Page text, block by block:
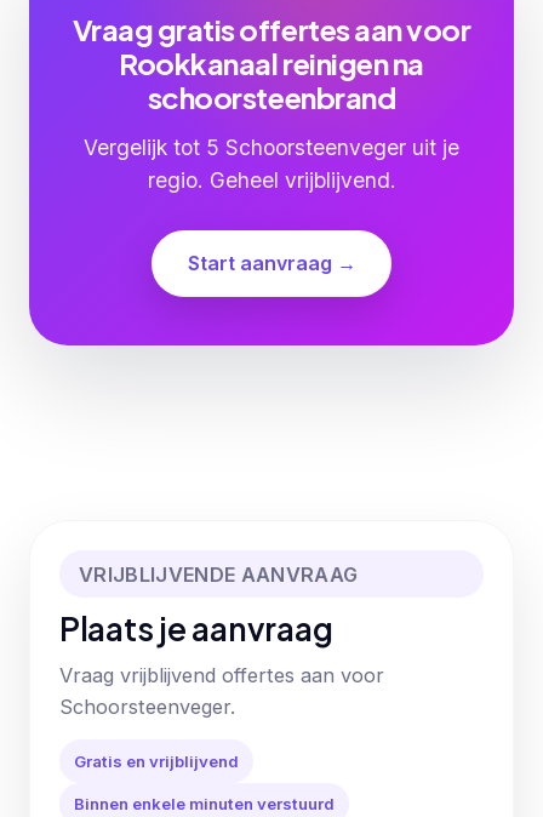
Vraag gratis offertes aan voor
Rookkanaal reinigen na
schoorsteenbrand
Vergelijk tot 5 Schoorsteenveger uit je
regio. Geheel vrijblijvend.
Start aanvraag →
VRIJBLIJVENDE AANVRAAG
Plaats je aanvraag
Vraag vrijblijvend offertes aan voor
Schoorsteenveger.
Gratis en vrijblijvend
Binnen enkele minuten verstuurd